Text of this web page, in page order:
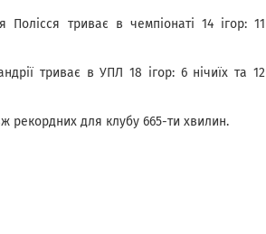
Полісся триває в чемпіонаті 14 ігор: 11
триває в УПЛ 18 ігор: 6 нічиїх та 12
рекордних для клубу 665-ти хвилин.